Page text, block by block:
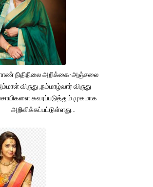
நிதிநிலை அறிக்கை-அஞ்சலை
விருது ,நம்மாழ்வார் விருது
கவரப்படுத்தும் முகமாக
அறிவிக்கப்பட்டுள்ளது...